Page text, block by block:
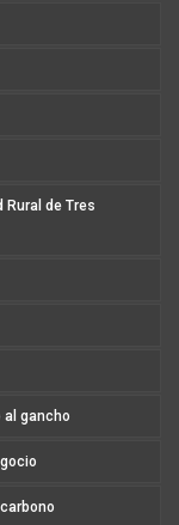
Rural de Tres
al gancho